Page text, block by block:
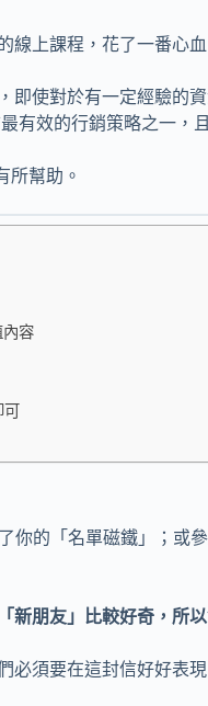
上課程，花了一番心
使對於有一定經驗
有效的行銷策略之一，且
所幫助。
內容
的「名單磁鐵」；
新朋友」比較好奇，所
必須要在這封信好好表現